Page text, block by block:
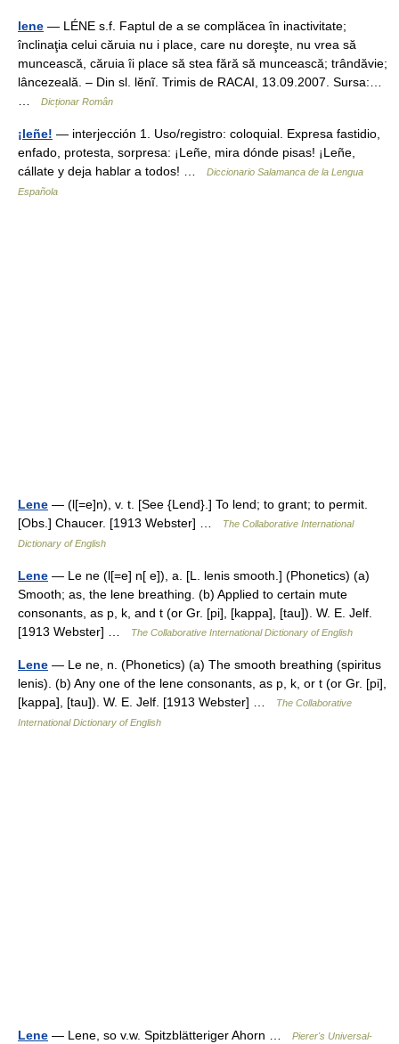
lene — LÉNE s.f. Faptul de a se complăcea în inactivitate;
înclinaţia celui căruia nu i place, care nu doreşte, nu vrea să
muncească, căruia îi place să stea fără să muncească; trândăvie;
lâncezeală. – Din sl. lĕnĩ. Trimis de RACAI, 13.09.2007. Sursa:…
Dicționar Român
¡leñe! — interjección 1. Uso/registro: coloquial. Expresa fastidio,
enfado, protesta, sorpresa: ¡Leñe, mira dónde pisas! ¡Leñe,
cállate y deja hablar a todos! …
Diccionario Salamanca de la Lengua
Española
Lene — (l[=e]n), v. t. [See {Lend}.] To lend; to grant; to permit.
[Obs.] Chaucer. [1913 Webster] …
The Collaborative International
Dictionary of English
Lene — Le ne (l[=e] n[ e]), a. [L. lenis smooth.] (Phonetics) (a)
Smooth; as, the lene breathing. (b) Applied to certain mute
consonants, as p, k, and t (or Gr. [pi], [kappa], [tau]). W. E. Jelf.
[1913 Webster] …
The Collaborative International Dictionary of English
Lene — Le ne, n. (Phonetics) (a) The smooth breathing (spiritus
lenis). (b) Any one of the lene consonants, as p, k, or t (or Gr. [pi],
[kappa], [tau]). W. E. Jelf. [1913 Webster] …
The Collaborative
International Dictionary of English
Lene — Lene, so v.w. Spitzblätteriger Ahorn …
Pierer's Universal-